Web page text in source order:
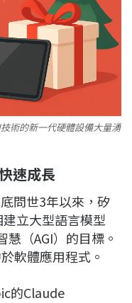
術的新一代硬體設備大量湧
速成長
問世3年以來，矽
立大型語言模型
慧（AGI）的目標。
軟體應用程式。
的Claude